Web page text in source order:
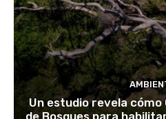
Un estudio revela cómo